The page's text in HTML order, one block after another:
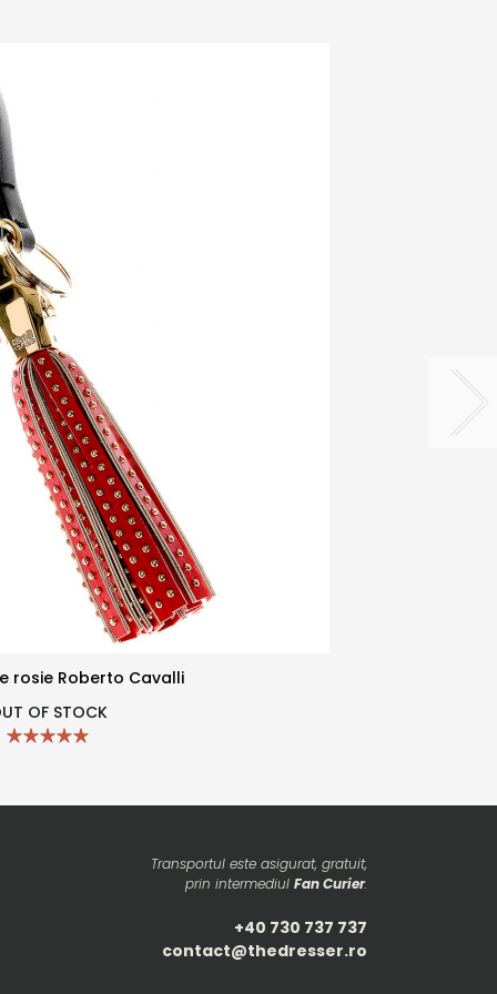
rosie Roberto Cavalli
OF STOCK
Transportul este asigurat, gratuit,
prin intermediul Fan Curier.
+40 730 737 737
contact@thedresser.ro